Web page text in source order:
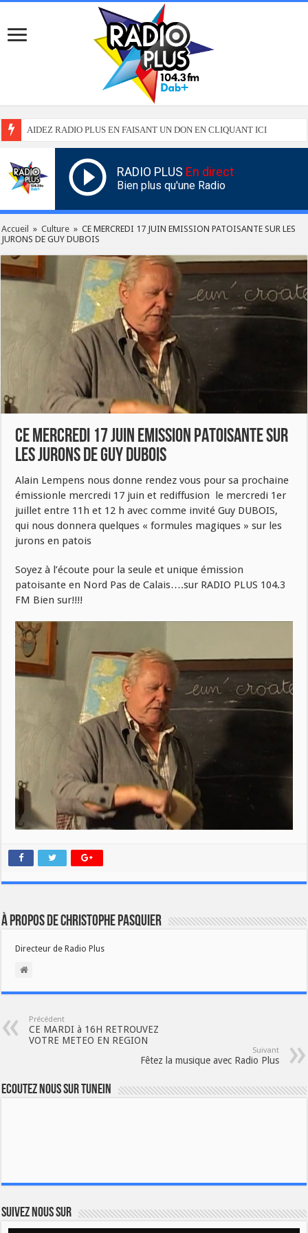
AIDEZ RADIO PLUS EN FAISANT UN DON EN CLIQUANT ICI
RADIO PLUS En direct
Bien plus qu'une Radio
Accueil » Culture » CE MERCREDI 17 JUIN EMISSION PATOISANTE SUR LES
JURONS DE GUY DUBOIS
CE MERCREDI 17 JUIN EMISSION PATOISANTE SUR
LES JURONS DE GUY DUBOIS
Alain Lempens nous donne rendez vous pour sa prochaine
émissionle mercredi 17 juin et rediffusion le mercredi 1er
juillet entre 11h et 12 h avec comme invité Guy DUBOIS,
qui nous donnera quelques « formules magiques » sur les
jurons en patois
Soyez à l’écoute pour la seule et unique émission
patoisante en Nord Pas de Calais….sur RADIO PLUS 104.3
FM Bien sur!!!!
À propos de Christophe PASQUIER
Directeur de Radio Plus
Précédent
CE MARDI à 16H RETROUVEZ
VOTRE METEO EN REGION
Suivant
Fêtez la musique avec Radio Plus
Ecoutez nous sur TuneIn
Suivez nous sur